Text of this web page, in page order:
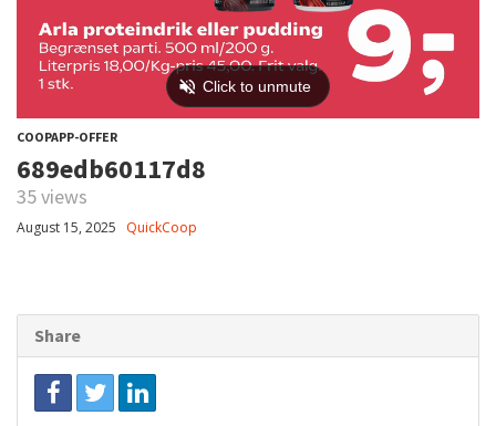
COOPAPP-OFFER
689edb60117d8
35 views
August 15, 2025 QuickCoop
Share